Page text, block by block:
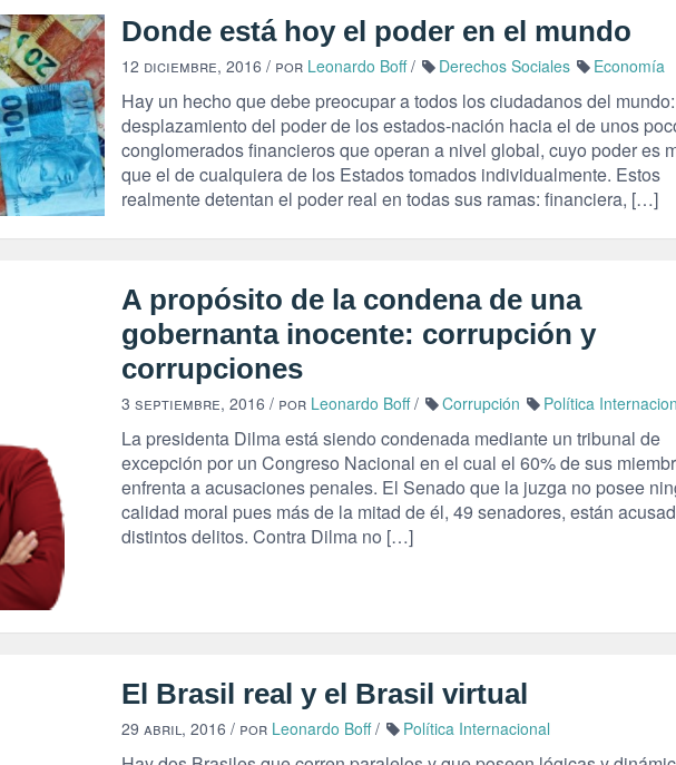
Donde está hoy el poder en el mundo
12 diciembre, 2016 / por Leonardo Boff/ Derechos Sociales Economía
Hay un hecho que debe preocupar a todos los ciudadanos del
desplazamiento del poder de los estados-nación hacia el de unos
conglomerados financieros que operan a nivel global, cuyo poder es
que el de cualquiera de los Estados tomados individualmente. Estos
realmente detentan el poder real en todas sus ramas: financiera, […]
A propósito de la condena de una
gobernanta inocente: corrupción y
corrupciones
3 septiembre, 2016 / por Leonardo Boff/ Corrupción Política
La presidenta Dilma está siendo condenada mediante un tribunal de
excepción por un Congreso Nacional en el cual el 60% de sus
enfrenta a acusaciones penales. El Senado que la juzga no posee
calidad moral pues más de la mitad de él, 49 senadores, están
distintos delitos. Contra Dilma no […]
El Brasil real y el Brasil virtual
29 abril, 2016 / por Leonardo Boff/ Política Internacional